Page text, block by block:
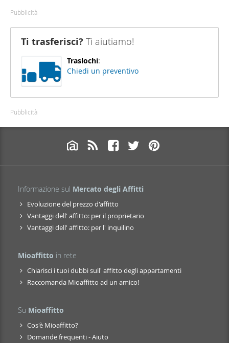
Pubblicità
Ti trasferisci? Ti aiutiamo!
Traslochi:
Chiedi un preventivo
Pubblicità
Informazione sul Mercato degli Affitti
Evoluzione del prezzo d'affitto
Vantaggi dell' affitto: per il proprietario
Vantaggi dell' affitto: per l' inquilino
Mioaffitto in rete
Chiarisci i tuoi dubbi sull' affitto degli appartamenti
Raccomanda Mioaffitto ad un amico!
Su Mioaffitto
Cos'è Mioaffitto?
Domande frequenti - Aiuto